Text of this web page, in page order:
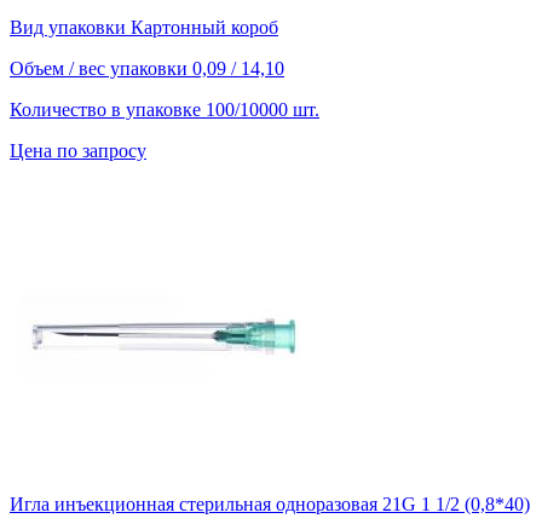
Вид упаковки Картонный короб
Объем / вес упаковки 0,09 / 14,10
Количество в упаковке 100/10000 шт.
Цена по запросу
Игла инъекционная стерильная одноразовая 21G 1 1/2 (0,8*40)